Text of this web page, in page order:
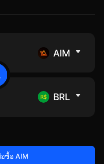
AIM
BRL
อซื้อ AIM